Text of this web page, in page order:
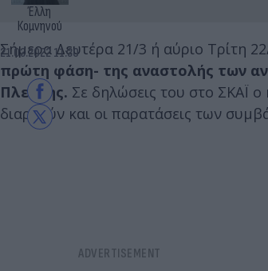
Έλλη
Κομνηνού
21.03.2022 11:30
Σήμερα Δευτέρα 21/3 ή αύριο Τρίτη
πρώτη φάση- της αναστολής των
Πλεύρης. Σε δηλώσεις του στο ΣΚΑΪ
διαρκούν και οι παρατάσεις των